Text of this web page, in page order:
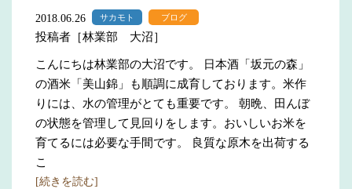
2018.06.26 サカモト ブログ
投稿者［林業部 大沼］
こんにちは林業部の大沼です。 日本酒「坂元の森」
の酒米「美山錦」も順調に成育しております。米作
りには、水の管理がとても重要です。 朝晩、田んぼ
の状態を管理して見回りをします。おいしいお米を
育てるには必要な手間です。 良質な原木を出荷する
こ
[続きを読む]